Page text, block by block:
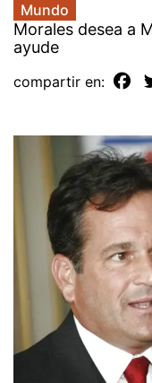
Mundo
Morales desea a
ayude
compartir en: